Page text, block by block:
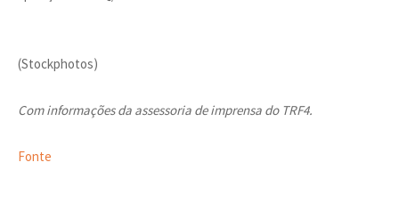
(Stockphotos)
Com informações da assessoria de imprensa do TRF4.
Fonte